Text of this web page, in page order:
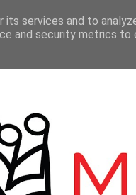
TEATR SERIALE
services and to
and security metrics